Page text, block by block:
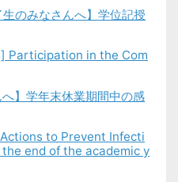
生のみなさんへ】学位記授
Participation in the Com
へ】学年末休業期間中の感
to Prevent Infecti
end of the academic y